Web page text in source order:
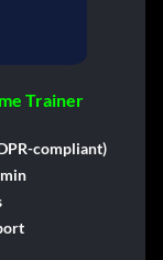
Trainer
compliant)